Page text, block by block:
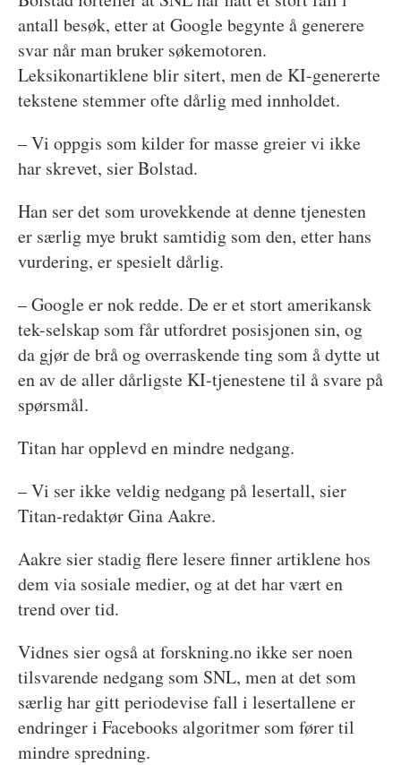
antall besøk, etter at Google begynte å generere
svar når man bruker søkemotoren.
Leksikonartiklene blir sitert, men de KI-genererte
tekstene stemmer ofte dårlig med innholdet.
– Vi oppgis som kilder for masse greier vi ikke
har skrevet, sier Bolstad.
Han ser det som urovekkende at denne tjenesten
er særlig mye brukt samtidig som den, etter hans
vurdering, er spesielt dårlig.
– Google er nok redde. De er et stort amerikansk
tek-selskap som får utfordret posisjonen sin, og
da gjør de brå og overraskende ting som å dytte ut
en av de aller dårligste KI-tjenestene til å svare på
spørsmål.
Titan har opplevd en mindre nedgang.
– Vi ser ikke veldig nedgang på lesertall, sier
Titan-redaktør Gina Aakre.
Aakre sier stadig flere lesere finner artiklene hos
dem via sosiale medier, og at det har vært en
trend over tid.
Vidnes sier også at forskning.no ikke ser noen
tilsvarende nedgang som SNL, men at det som
særlig har gitt periodevise fall i lesertallene er
endringer i Facebooks algoritmer som fører til
mindre spredning.